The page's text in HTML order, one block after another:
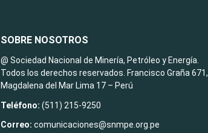
SOBRE NOSOTROS
@ Sociedad Nacional de Minería, Petróleo y Energía.
Todos los derechos reservados. Francisco Graña 671,
Magdalena del Mar Lima 17 – Perú
Teléfono: (511) 215-9250
Correo:comunicaciones@snmpe.org.pe